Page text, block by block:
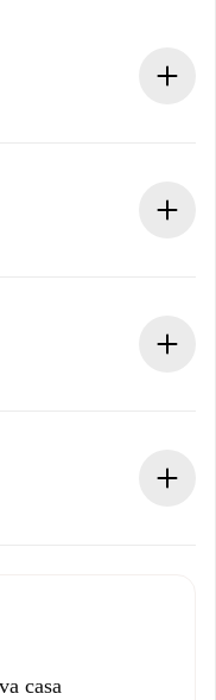
por adelantado.
cargo y te
casa